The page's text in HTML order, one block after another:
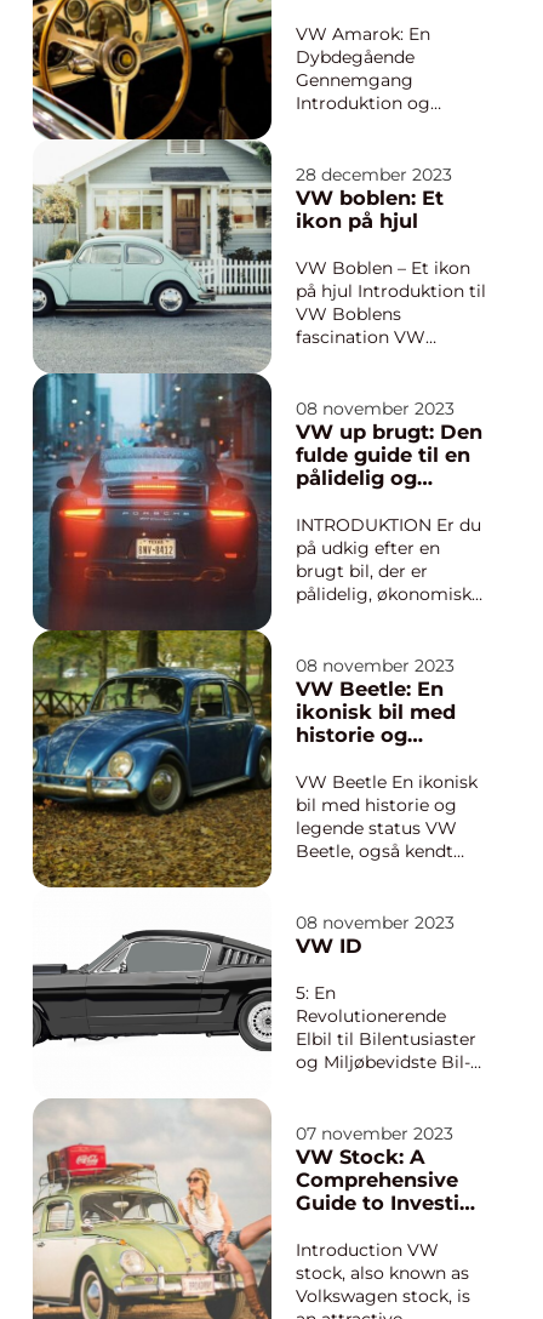
til både familier på
ferie og professi...
Pickup-Truck
VW Amarok: En
Dybdegående
Gennemgang
Introduktion og
er en premium
pickup-truck
produceret af den
Volkswagen siden
2010. Denne robuste
og stilfulde bil er
kendt for sin
28 december 2023
VW boblen: Et
ikon på hjul
VW Boblen – Et ikon
på hjul Introduktion til
VW Boblens
fascination VW
genkendelige og
elskede biler i
historien. Den
charmerende og
retrostil kombineret
med den pålidelige
teknologi har gjort ...
08 november 2023
VW up brugt: Den
fulde guide til en
pålidelig og
INTRODUKTION Er du
på udkig efter en
brugt bil, der er
pålidelig, økonomisk
oplagt valg. Denne
artikel vil give dig en
omfattende og
dybdegående
up som brugtbil og se
på vigtige aspekter
og udvi...
08 november 2023
VW Beetle: En
ikonisk bil med
historie og
VW Beetle En ikonisk
bil med historie og
legende status VW
Beetle, også kendt
en bilmodel, der har
opnået kultstatus
Denne kompakte bil,
designet af Ferdinand
Porsche, har været
elsket af bilentusiaster
08 november 2023
VW ID
5: En
Revolutionerende
Elbil til Bilentusiaster
og Miljøbevidste Bil-
spændende elbil, der
er designet til at
levere det bedste af
både luksus og
en del af Volkswagen’s
ambitiøse ID-serie
ma...
07 november 2023
VW Stock: A
Comprehensive
Guide to Investing
Introduction VW
stock, also known as
Volkswagen stock, is